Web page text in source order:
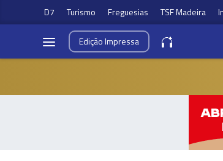
D7 Turismo Freguesias TSF Madeira
EdiçãoImpressa